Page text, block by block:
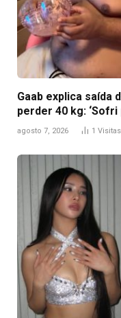
Gaab explica saída
perder 40 kg:
agosto 7, 2026 1 Visitas